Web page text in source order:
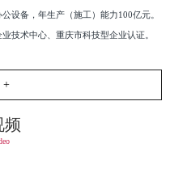
设备，年生产（施工）能力100亿元。
技术中心、重庆市科技型企业认证。
+
频